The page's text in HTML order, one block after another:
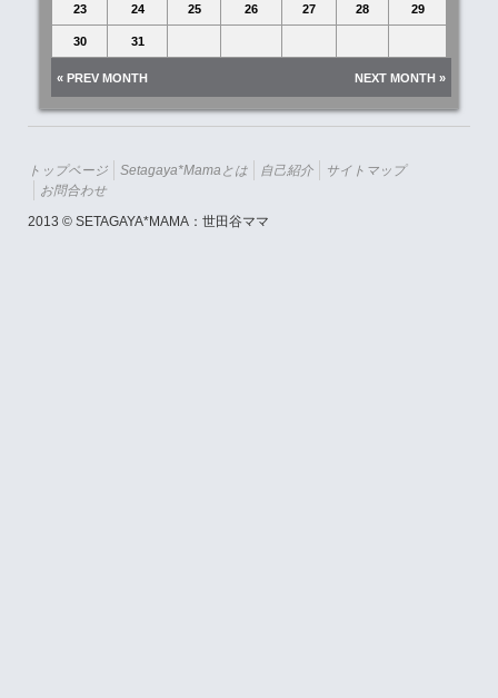
23 24 25 26 27 28 29
30 31
« PREV MONTH NEXT MONTH »
トップページ Setagaya*mamaとは 自己紹介
サイトマップ
お問合わせ
2013 © SETAGAYA*MAMA：世田谷ママ